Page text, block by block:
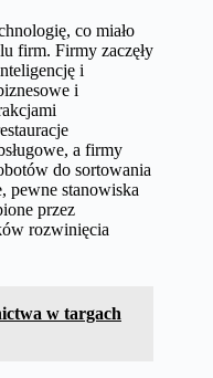
co miało
firm. Firmy zaczęły
i
i
a firmy
do sortowania
pewne stanowiska
przez
rozwinięcia
w targach